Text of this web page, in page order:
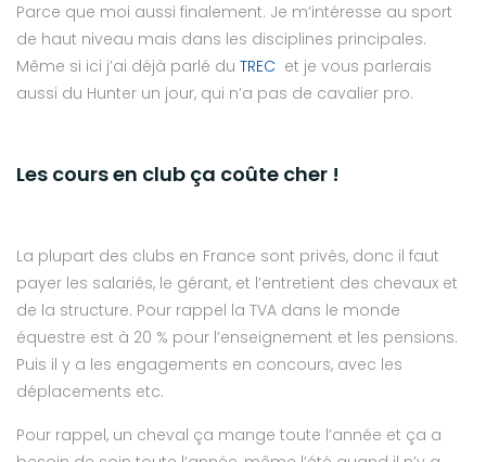
Parce que moi aussi finalement. Je m’intéresse au sport
de haut niveau mais dans les disciplines principales.
Même si ici j’ai déjà parlé du TREC et je vous parlerais
aussi du Hunter un jour, qui n’a pas de cavalier pro.
Les cours en club ça coûte cher !
La plupart des clubs en France sont privés, donc il faut
payer les salariés, le gérant, et l’entretient des chevaux et
de la structure. Pour rappel la TVA dans le monde
équestre est à 20 % pour l’enseignement et les pensions.
Puis il y a les engagements en concours, avec les
déplacements etc.
Pour rappel, un cheval ça mange toute l’année et ça a